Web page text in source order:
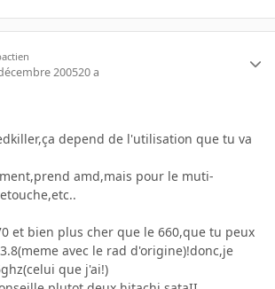
200520 a
depend de l'utilisation que tu va
amd,mais pour le muti-
et bien plus cher que le 660,que tu peux
avec le rad d'origine)!donc,je
que j'ai!)